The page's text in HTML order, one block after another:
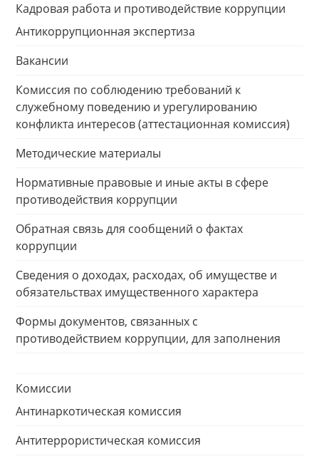
Кадровая работа и противодействие коррупции
Антикоррупционная экспертиза
Вакансии
Комиссия по соблюдению требований к
служебному поведению и урегулированию
конфликта интересов (аттестационная комиссия)
Методические материалы
Нормативные правовые и иные акты в сфере
противодействия коррупции
Обратная связь для сообщений о фактах
коррупции
Сведения о доходах, расходах, об имуществе и
обязательствах имущественного характера
Формы документов, связанных с
противодействием коррупции, для заполнения
Комиссии
Антинаркотическая комиссия
Антитеррористическая комиссия